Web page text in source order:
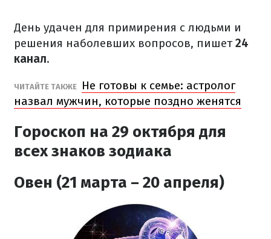
День удачен для примирения с людьми и
решения наболевших вопросов, пишет24
канал.
ЧИТАЙТЕ ТАКЖЕ
Не готовы к семье: астролог
назвал мужчин, которые поздно женятся
Гороскоп на 29 октября для
всех знаков зодиака
Овен (21 марта – 20 апреля)